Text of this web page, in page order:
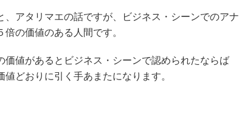
アタリマエの話ですが、ビジネス・シーンでのアナ
の価値のある人間です。
値があるとビジネス・シーンで認められたならば
値どおりに引く手あまたになります。